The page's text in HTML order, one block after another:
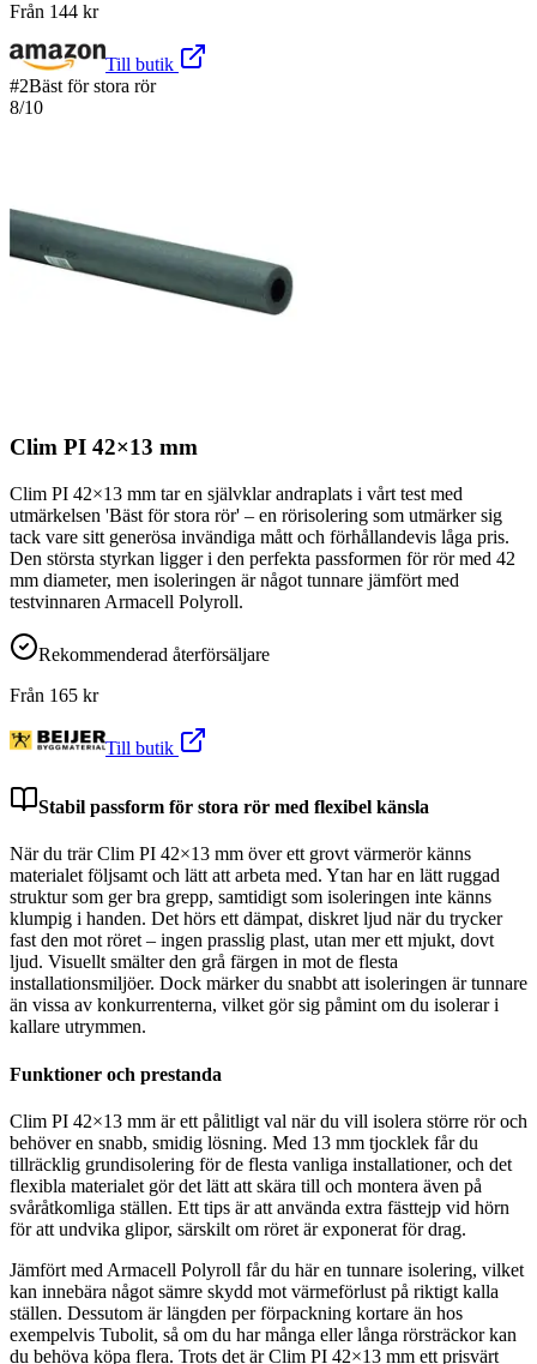
Från 144 kr
Till butik
#2Bäst för stora rör
8/10
Clim PI 42×13 mm
Clim PI 42×13 mm tar en självklar andraplats i vårt test med
utmärkelsen 'Bäst för stora rör' – en rörisolering som utmärker sig
tack vare sitt generösa invändiga mått och förhållandevis låga pris.
Den största styrkan ligger i den perfekta passformen för rör med 42
mm diameter, men isoleringen är något tunnare jämfört med
testvinnaren Armacell Polyroll.
Rekommenderad återförsäljare
Från 165 kr
Till butik
Stabil passform för stora rör med flexibel känsla
När du trär Clim PI 42×13 mm över ett grovt värmerör känns
materialet följsamt och lätt att arbeta med. Ytan har en lätt ruggad
struktur som ger bra grepp, samtidigt som isoleringen inte känns
klumpig i handen. Det hörs ett dämpat, diskret ljud när du trycker
fast den mot röret – ingen prasslig plast, utan mer ett mjukt, dovt
ljud. Visuellt smälter den grå färgen in mot de flesta
installationsmiljöer. Dock märker du snabbt att isoleringen är tunnare
än vissa av konkurrenterna, vilket gör sig påmint om du isolerar i
kallare utrymmen.
Funktioner och prestanda
Clim PI 42×13 mm är ett pålitligt val när du vill isolera större rör och
behöver en snabb, smidig lösning. Med 13 mm tjocklek får du
tillräcklig grundisolering för de flesta vanliga installationer, och det
flexibla materialet gör det lätt att skära till och montera även på
svåråtkomliga ställen. Ett tips är att använda extra fästtejp vid hörn
för att undvika glipor, särskilt om röret är exponerat för drag.
Jämfört med Armacell Polyroll får du här en tunnare isolering, vilket
kan innebära något sämre skydd mot värmeförlust på riktigt kalla
ställen. Dessutom är längden per förpackning kortare än hos
exempelvis Tubolit, så om du har många eller långa rörsträckor kan
du behöva köpa flera. Trots det är Clim PI 42×13 mm ett prisvärt